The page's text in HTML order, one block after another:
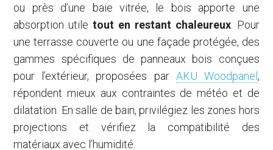
ou près d’une baie vitrée, le bois apporte une
absorption utiletout en restant chaleureux. Pour
une terrasse couverte ou une façade protégée, des
gammes spécifiques de panneaux bois conçues
pour l’extérieur, proposées par AKU Woodpanel,
répondent mieux aux contraintes de météo et de
dilatation. En salle de bain, privilégiez les zones hors
projections et vérifiez la compatibilité des
matériaux avec l’humidité.